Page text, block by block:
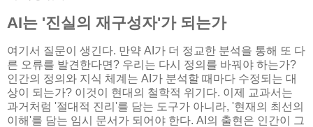
AI는 '진실의 재구성자'가 되는가
여기서 질문이 생긴다. 만약 AI가 더 정교한 분석을 통해 또 다
른 오류를 발견한다면? 우리는 다시 정의를 바꿔야 하는가?
인간의 정의와 지식 체계는 AI가 분석할 때마다 수정되는 대
상이 되는가? 이것이 현대의 철학적 위기다. 이제 교과서는
과거처럼 '절대적 진리'를 담는 도구가 아니라, '현재의 최선의
이해'를 담는 임시 문서가 되어야 한다. AI의 출현은 인간이 그